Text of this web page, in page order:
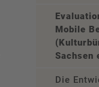
Mobile
Sachsen
Die